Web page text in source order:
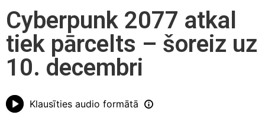
Cyberpunk 2077 atkal
tiek pārcelts – šoreiz uz
10. decembri
Klausīties audio formātā